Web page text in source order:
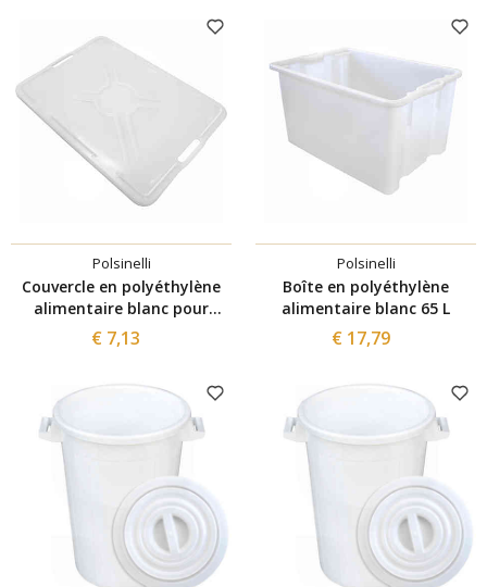
Polsinelli
Couvercle en polyéthylène
alimentaire blanc pour
caisse de 65 L
€ 7,13
Polsinelli
Boîte en polyéthylène
alimentaire blanc 65 L
€ 17,79